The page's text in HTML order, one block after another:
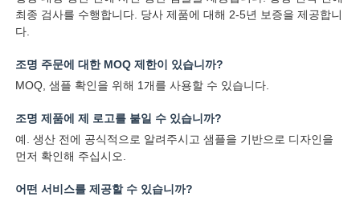
최종 검사를 수행합니다. 당사 제품에 대해 2-5년 보증을 제공합니
다.
조명 주문에 대한 MOQ 제한이 있습니까?
MOQ, 샘플 확인을 위해 1개를 사용할 수 있습니다.
조명 제품에 제 로고를 붙일 수 있습니까?
예. 생산 전에 공식적으로 알려주시고 샘플을 기반으로 디자인을
먼저 확인해 주십시오.
어떤 서비스를 제공할 수 있습니까?